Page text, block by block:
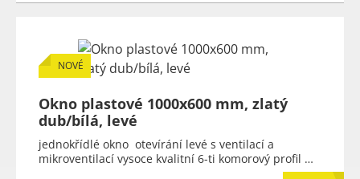
NOVÉ
Okno plastové 1000x600 mm, zlatý
dub/bílá, levé
jednokřídlé okno otevírání levé s ventilací a
mikroventilací vysoce kvalitní 6-ti komorový profil …